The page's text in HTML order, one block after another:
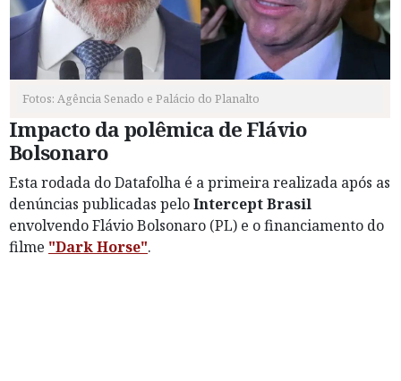
Fotos: Agência Senado e Palácio do Planalto
Impacto da polêmica de Flávio
Bolsonaro
Esta rodada do Datafolha é a primeira realizada após as
denúncias publicadas peloIntercept Brasil
envolvendo Flávio Bolsonaro (PL) e o financiamento do
filme "Dark Horse".